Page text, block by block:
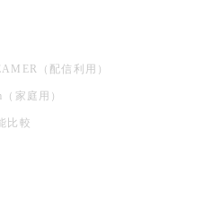
（配信利用）
家庭用）
比較